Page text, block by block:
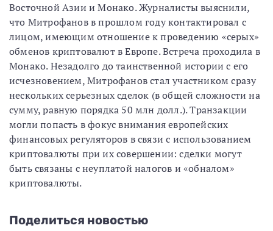
Восточной Азии и Монако. Журналисты выяснили,
что Митрофанов в прошлом году контактировал с
лицом, имеющим отношение к проведению «серых»
обменов криптовалют в Европе. Встреча проходила в
Монако. Незадолго до таинственной истории с его
исчезновением, Митрофанов стал участником сразу
нескольких серьезных сделок (в общей сложности на
сумму, равную порядка 50 млн долл.). Транзакции
могли попасть в фокус внимания европейских
финансовых регуляторов в связи с использованием
криптовалюты при их совершении: сделки могут
быть связаны с неуплатой налогов и «обналом»
криптовалюты.
Поделиться новостью